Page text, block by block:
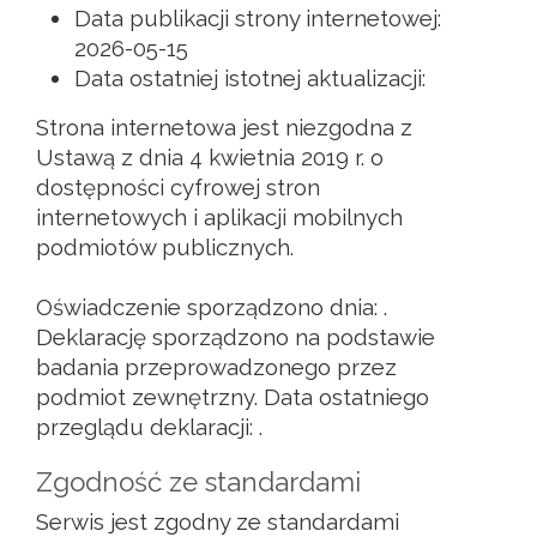
Data publikacji strony internetowej:
2026-05-15
Data ostatniej istotnej aktualizacji:
Strona internetowa jest niezgodna z
Ustawą z dnia 4 kwietnia 2019 r. o
dostępności cyfrowej stron
internetowych i aplikacji mobilnych
podmiotów publicznych.
Oświadczenie sporządzono dnia: .
Deklarację sporządzono na podstawie
badania przeprowadzonego przez
podmiot zewnętrzny. Data ostatniego
przeglądu deklaracji: .
Zgodność ze standardami
Serwis jest zgodny ze standardami